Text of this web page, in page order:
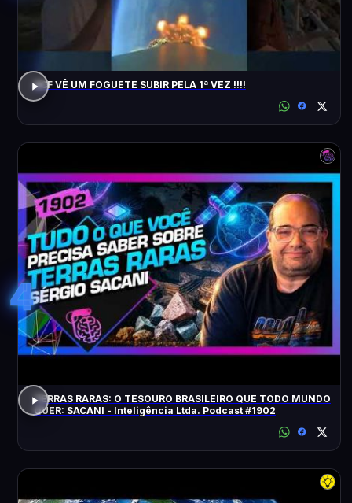
ACF VÊ UM FOGUETE SUBIR PELA 1ª VEZ !!!!
4
TERRAS RARAS: O TESOURO BRASILEIRO QUE TODO MUNDO
QUER: SACANI - Inteligência Ltda. Podcast #1902